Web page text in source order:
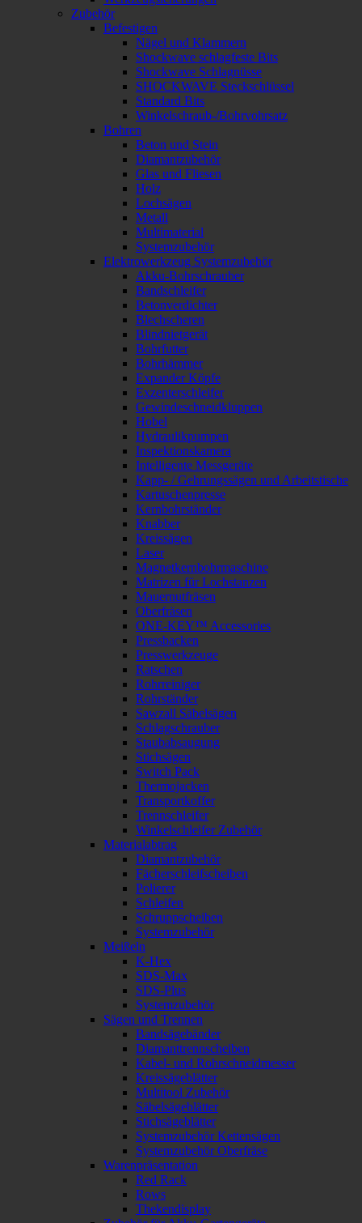
Zubehör
Befestigen
Nägel und Klammern
Shockwave schlagfeste Bits
Shockwave Schlagnüsse
SHOCKWAVE Steckschlüssel
Standard Bits
Winkelschraub-/Bohrvohrsatz
Bohren
Beton und Stein
Diamantzubehör
Glas und Fliesen
Holz
Lochsägen
Metall
Multimaterial
Systemzubehör
Elektrowerkzeug Systemzubehör
Akku-Bohrschrauber
Bandschleifer
Betonverdichter
Blechscheren
Blindnietgerät
Bohrfutter
Bohrhämmer
Expander Köpfe
Exzenterschleifer
Gewindeschneidkluppen
Hobel
Hydraulikpumpen
Inspektionskamera
Intelligente Messgeräte
Kapp- / Gehrungssägen und Arbeitstische
Kartuschenpresse
Kernbohrständer
Knabber
Kreissägen
Laser
Magnetkernbohrmaschine
Matrizen für Lochstanzen
Mauernutfräsen
Oberfräsen
ONE-KEY™ Accessories
Pressbacken
Presswerkzeuge
Ratschen
Rohrreiniger
Rohrständer
Sawzall Säbelsägen
Schlagschrauber
Staubabsaugung
Stichsägen
Switch Pack
Thermojacken
Transportkoffer
Trennschleifer
Winkelschleifer Zubehör
Materialabtrag
Diamantzubehör
Fächerschleifscheiben
Polierer
Schleifen
Schruppscheiben
Systemzubehör
Meißeln
K-Hex
SDS-Max
SDS-Plus
Systemzubehör
Sägen und Trennen
Bandsägebänder
Diamanttrennscheiben
Kabel- und Rohrschneidmesser
Kreissägeblätter
Multitool Zubehör
Säbelsägeblätter
Stichsägeblätter
Systemzubehör Kettensägen
Systemzubehör Oberfräse
Warenpräsentation
Red Rack
Rows
Thekendisplay